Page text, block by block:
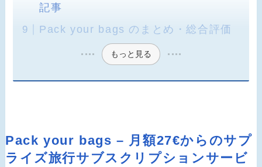
記事
Pack your bags のまとめ・総合評価
もっと見る
Pack your bags – 月額27€からのサプ
ライズ旅行サブスクリプションサービ